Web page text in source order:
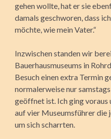
gehen wollte, hat er sie
damals geschworen, dass
möchte, wie mein Vater.“
Inzwischen standen wir
Bauerhausmuseums in
Besuch einen extra Termin
normalerweise nur
geöffnet ist. Ich ging voraus
auf vier Museumsführer die
um sich scharrten.